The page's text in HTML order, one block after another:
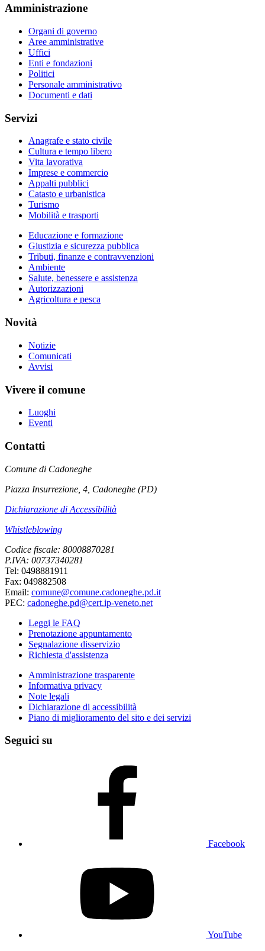
Amministrazione
Organi di governo
Aree amministrative
Uffici
Enti e fondazioni
Politici
Personale amministrativo
Documenti e dati
Servizi
Anagrafe e stato civile
Cultura e tempo libero
Vita lavorativa
Imprese e commercio
Appalti pubblici
Catasto e urbanistica
Turismo
Mobilità e trasporti
Educazione e formazione
Giustizia e sicurezza pubblica
Tributi, finanze e contravvenzioni
Ambiente
Salute, benessere e assistenza
Autorizzazioni
Agricoltura e pesca
Novità
Notizie
Comunicati
Avvisi
Vivere il comune
Luoghi
Eventi
Contatti
Comune di Cadoneghe
Piazza Insurrezione, 4, Cadoneghe (PD)
Dichiarazione di Accessibilità
Whistleblowing
Codice fiscale: 80008870281
P.IVA: 00737340281
Tel: 0498881911
Fax: 049882508
Email: comune@comune.cadoneghe.pd.it
PEC: cadoneghe.pd@cert.ip-veneto.net
Leggi le FAQ
Prenotazione appuntamento
Segnalazione disservizio
Richiesta d'assistenza
Amministrazione trasparente
Informativa privacy
Note legali
Dichiarazione di accessibilità
Piano di miglioramento del sito e dei servizi
Seguici su
Facebook
YouTube